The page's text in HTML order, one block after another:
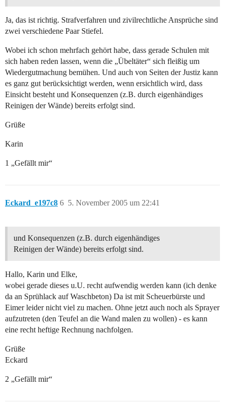
Ja, das ist richtig. Strafverfahren und zivilrechtliche Ansprüche sind
zwei verschiedene Paar Stiefel.
Wobei ich schon mehrfach gehört habe, dass gerade Schulen mit
sich haben reden lassen, wenn die „Übeltäter“ sich fleißig um
Wiedergutmachung bemühen. Und auch von Seiten der Justiz kann
es ganz gut berücksichtigt werden, wenn ersichtlich wird, dass
Einsicht besteht und Konsequenzen (z.B. durch eigenhändiges
Reinigen der Wände) bereits erfolgt sind.
Grüße
Karin
1 „Gefällt mir“
Eckard_e197c8 5. November 2005 um 22:41
6
und Konsequenzen (z.B. durch eigenhändiges
Reinigen der Wände) bereits erfolgt sind.
Hallo, Karin und Elke,
wobei gerade dieses u.U. recht aufwendig werden kann (ich denke
da an Sprühlack auf Waschbeton) Da ist mit Scheuerbürste und
Eimer leider nicht viel zu machen. Ohne jetzt auch noch als Sprayer
aufzutreten (den Teufel an die Wand malen zu wollen) - es kann
eine recht heftige Rechnung nachfolgen.
Grüße
Eckard
2 „Gefällt mir“